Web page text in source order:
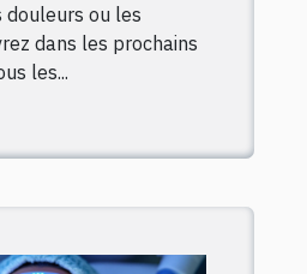
douleurs ou les
dans les prochains
les...